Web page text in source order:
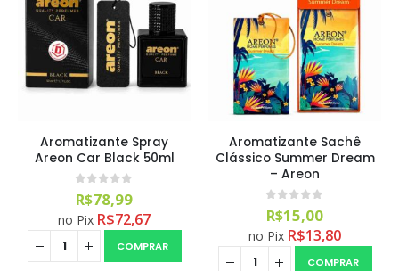
Aromatizante Spray
Areon Car Black 50ml
0 out of 5
R$78,99
no Pix R$72,67
COMPRAR
Aromatizante Sachê
Clássico Summer Dream
– Areon
0 out of 5
R$15,00
no Pix R$13,80
COMPRAR
0out of 5
R$259,90